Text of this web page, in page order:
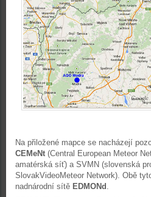
Na přiložené mapce se nacházejí
CEMeNt (Central European Meteor
amatérská síť) a SVMN (slovenská
SlovakVideoMeteor Network). Obě
nadnárodní sítě EDMONd .